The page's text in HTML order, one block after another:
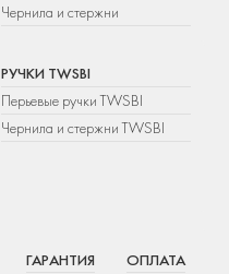
Чернила и стержни
РУЧКИ TWSBI
Перьевые ручки TWSBI
Чернила и стержни TWSBI
ГАРАНТИЯ ОПЛАТА